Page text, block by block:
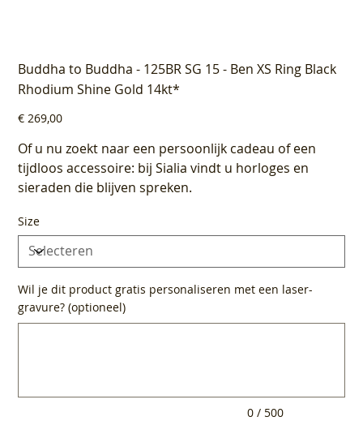
Buddha to Buddha - 125BR SG 15 - Ben XS Ring Black
Rhodium Shine Gold 14kt*
Prijs
€ 269,00
Of u nu zoekt naar een persoonlijk cadeau of een
tijdloos accessoire: bij Sialia vindt u horloges en
sieraden die blijven spreken.
Size
Wil je dit product gratis personaliseren met een laser-
gravure? (optioneel)
0 / 500